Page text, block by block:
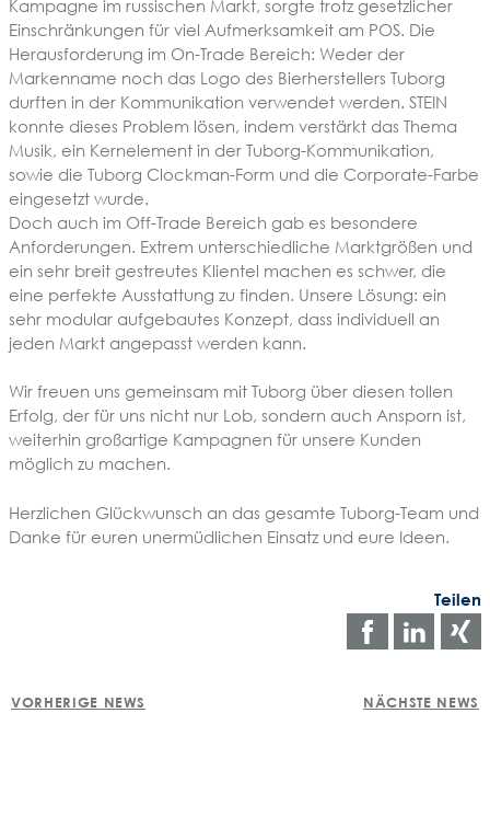
Kampagne im russischen Markt, sorgte trotz gesetzlicher
Einschränkungen für viel Aufmerksamkeit am POS. Die
Herausforderung im On-Trade Bereich: Weder der
Markenname noch das Logo des Bierherstellers Tuborg
durften in der Kommunikation verwendet werden. STEIN
konnte dieses Problem lösen, indem verstärkt das Thema
Musik, ein Kernelement in der Tuborg-Kommunikation,
sowie die Tuborg Clockman-Form und die Corporate-Farbe
eingesetzt wurde.
Doch auch im Off-Trade Bereich gab es besondere
Anforderungen. Extrem unterschiedliche Marktgrößen und
ein sehr breit gestreutes Klientel machen es schwer, die
eine perfekte Ausstattung zu finden. Unsere Lösung: ein
sehr modular aufgebautes Konzept, dass individuell an
jeden Markt angepasst werden kann.
Wir freuen uns gemeinsam mit Tuborg über diesen tollen
Erfolg, der für uns nicht nur Lob, sondern auch Ansporn ist,
weiterhin großartige Kampagnen für unsere Kunden
möglich zu machen.
Herzlichen Glückwunsch an das gesamte Tuborg-Team und
Danke für euren unermüdlichen Einsatz und eure Ideen.
Teilen
Auf
teilen
Auf
POST
VORHERIGE NEWS NÄCHSTE NEWS